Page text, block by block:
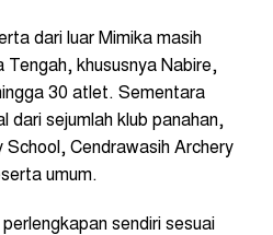
dari luar Mimika masih
Tengah, khususnya Nabire,
30 atlet. Sementara
dari sejumlah klub panahan,
Cendrawasih Archery
umum.
sendiri sesuai